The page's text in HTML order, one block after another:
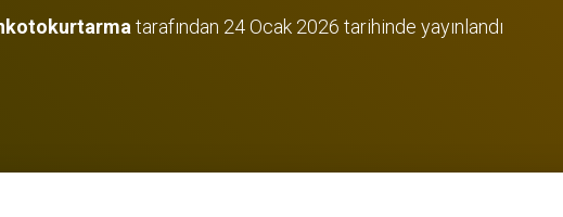
tarafından 24 Ocak 2026 tarihinde yayınlandı